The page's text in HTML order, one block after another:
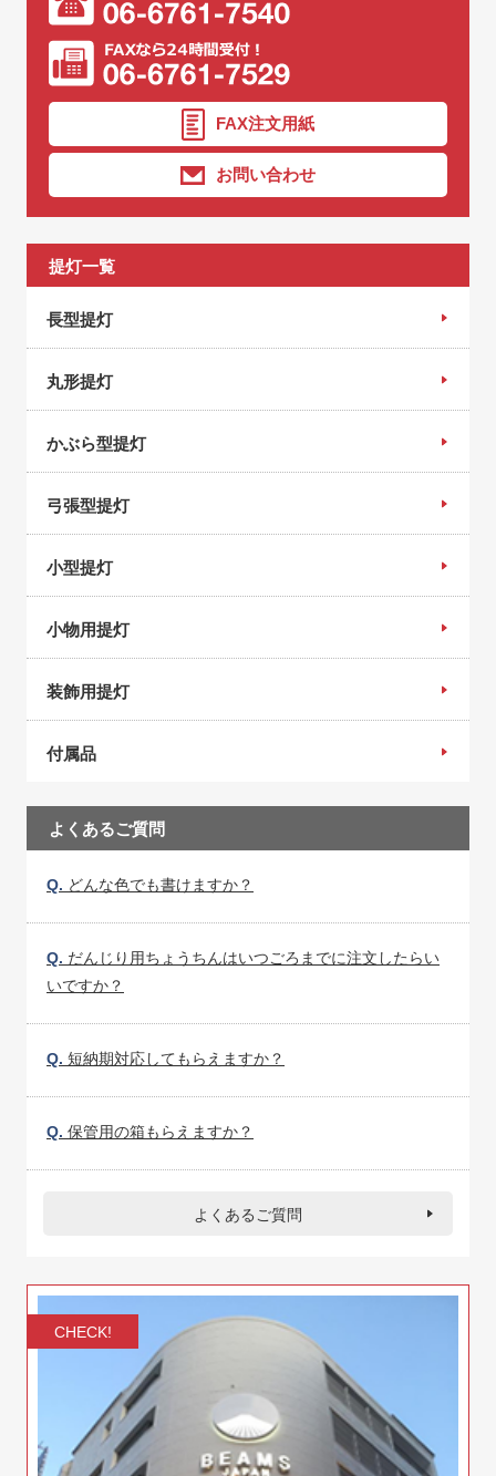
FAX注文用紙
お問い合わせ
提灯一覧
長型提灯
丸形提灯
かぶら型提灯
弓張型提灯
小型提灯
小物用提灯
装飾用提灯
付属品
よくあるご質問
Q. どんな色でも書けますか？
Q. だんじり用ちょうちんはいつごろまでに注文したらい
いですか？
Q. 短納期対応してもらえますか？
Q. 保管用の箱もらえますか？
よくあるご質問
CHECK!